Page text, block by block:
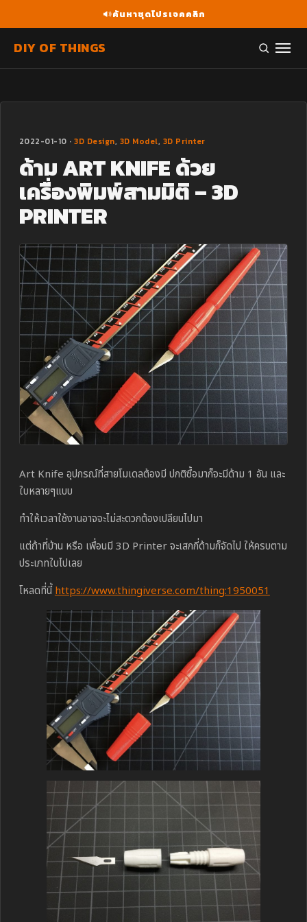
ค้นหาชุดโปรเจคคลิก
DIY OF THINGS
2022-01-10 ·3D Design, 3D Model, 3D Printer
ด้าม ART KNIFE ด้วย
เครื่องพิมพ์สามมิติ – 3D
PRINTER
Art Knife อุปกรณ์ที่สายโมเดลต้องมี ปกติซื้อมาก็จะมีด้าม 1 อัน และ
ใบหลายๆแบบ
ทำให้เวลาใช้งานอาจจะไม่สะดวกต้องเปลียนไปมา
แต่ถ้าที่บ้าน หรือ เพื่อนมี 3D Printer จะเสกกี่ด้ามก็จัดไป ให้ครบตาม
ประเภทใบไปเลย
โหลดที่นี้https://www.thingiverse.com/thing:1950051